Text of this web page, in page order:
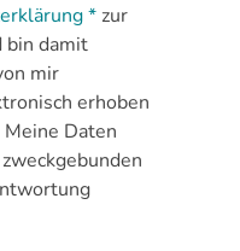
* zur
bin damit
mir
erhoben
Daten